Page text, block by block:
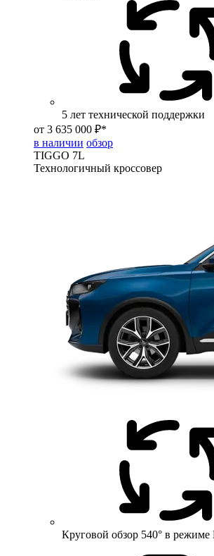
5 лет технической поддержки
от 3 635 000 ₽*
в наличии обзор
TIGGO 7L
Технологичный кроссовер
Круговой обзор 540° в режиме